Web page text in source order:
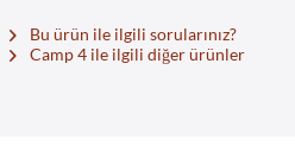
Bu ürün ile ilgili sorularınız?
Camp 4 ile ilgili diğer ürünler